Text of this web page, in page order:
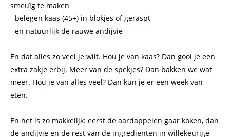
smeuïg te maken
- belegen kaas (45+) in blokjes of geraspt
- en natuurlijk de rauwe andijvie
En dat alles zo veel je wilt. Hou je van kaas? Dan gooi je een
extra zakje erbij. Meer van de spekjes? Dan bakken we wat
meer. Hou je van alles veel? Dan kun je er een week van
eten.
En het is zo makkelijk: eerst de aardappelen gaar koken, dan
de andijvie en de rest van de ingrediënten in willekeurige